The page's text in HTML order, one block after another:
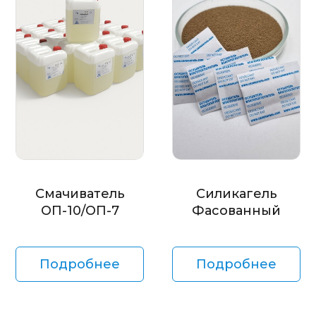
Смачиватель
ОП-10/ОП-7
Подробнее
Силикагель
Фасованный
Подробнее